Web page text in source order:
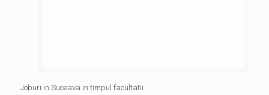
Joburi in Suceava in timpul facultatii